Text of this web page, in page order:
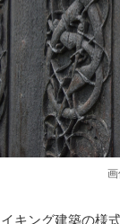
キング建築の様